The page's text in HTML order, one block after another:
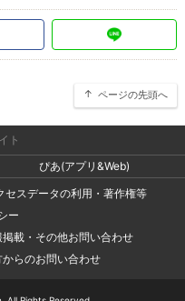
ページの先頭へ
ト
ぴあ(アプリ&Web)
セスデータの利用・著作権等
ー
載・その他お問い合わせ
らのお問い合わせ